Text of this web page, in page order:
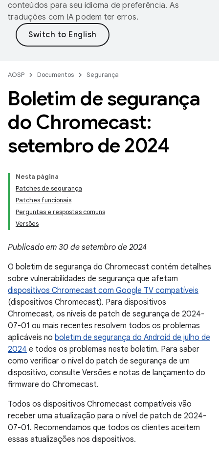
conteúdos para seu idioma de preferência. As
traduções com IA podem ter erros.
AOSP Documentos Segurança
Boletim de segurança
do Chromecast:
setembro de 2024
Nesta página
Patches de segurança
Patches funcionais
Perguntas e respostas comuns
Versões
Publicado em 30 de setembro de 2024
O boletim de segurança do Chromecast contém detalhes
sobre vulnerabilidades de segurança que afetam
dispositivos Chromecast com Google TV compatíveis
(dispositivos Chromecast). Para dispositivos
Chromecast, os níveis de patch de segurança de 2024-
07-01 ou mais recentes resolvem todos os problemas
aplicáveis no boletim de segurança do Android de julho de
2024 e todos os problemas neste boletim. Para saber
como verificar o nível do patch de segurança de um
dispositivo, consulte Versões e notas de lançamento do
firmware do Chromecast.
Todos os dispositivos Chromecast compatíveis vão
receber uma atualização para o nível de patch de 2024-
07-01. Recomendamos que todos os clientes aceitem
essas atualizações nos dispositivos.